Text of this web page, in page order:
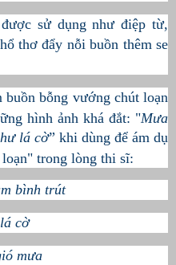
sử dụng như điệp từ,
thơ đẩy nỗi buồn thêm se
bỗng vướng chút loạn
hình ảnh khá đắt: "Mưa
lá cờ” khi dùng để ám dụ
trong lòng thi sĩ:
bình trút
cờ
mưa